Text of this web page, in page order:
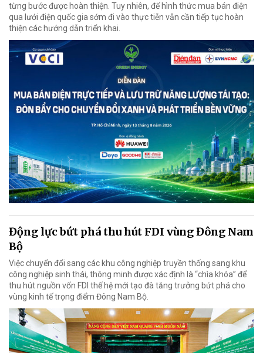
từng bước được hoàn thiện. Tuy nhiên, để hình thức mua bán điện
qua lưới điện quốc gia sớm đi vào thực tiễn vẫn cần tiếp tục hoàn
thiện các hướng dẫn triển khai.
Động lực bứt phá thu hút FDI vùng Đông Nam
Bộ
Việc chuyển đổi sang các khu công nghiệp truyền thống sang khu
công nghiệp sinh thái, thông minh được xác định là “chìa khóa” để
thu hút nguồn vốn FDI thế hệ mới tạo đà tăng trưởng bứt phá cho
vùng kinh tế trọng điểm Đông Nam Bộ.